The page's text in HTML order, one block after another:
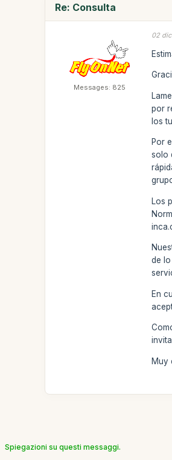
Re: Consulta
Messages: 825
02 dic
por
los
Por
solo
Los
de
En
Muy
Spiegazioni su questi messaggi.